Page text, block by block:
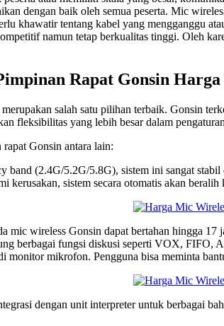
dengan baik oleh semua peserta. Mic
khawatir tentang kabel yang mengganggu
namun tetap berkualitas tinggi. Oleh
Rapat Gonsin
salah satu pilihan terbaik. Gonsin
fleksibilitas yang lebih besar dalam
Gonsin antara lain:
band (2.4G/5.2G/5.8G), sistem ini sangat
kerusakan, sistem secara otomatis akan
mic wireless Gonsin dapat bertahan hingga
berbagai fungsi diskusi seperti VOX, FIFO,
monitor mikrofon. Pengguna bisa meminta
dengan unit interpreter untuk berbagai